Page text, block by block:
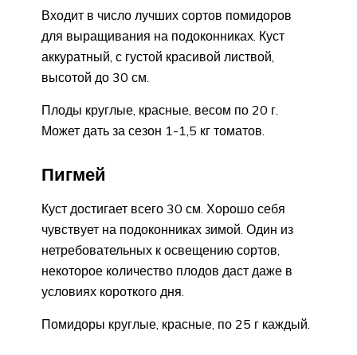
Входит в число лучших сортов помидоров
для выращивания на подоконниках. Куст
аккуратный, с густой красивой листвой,
высотой до 30 см.
Плоды круглые, красные, весом по 20 г.
Может дать за сезон 1-1,5 кг томатов.
Пигмей
Куст достигает всего 30 см. Хорошо себя
чувствует на подоконниках зимой. Один из
нетребовательных к освещению сортов,
некоторое количество плодов даст даже в
условиях короткого дня.
Помидоры круглые, красные, по 25 г каждый.